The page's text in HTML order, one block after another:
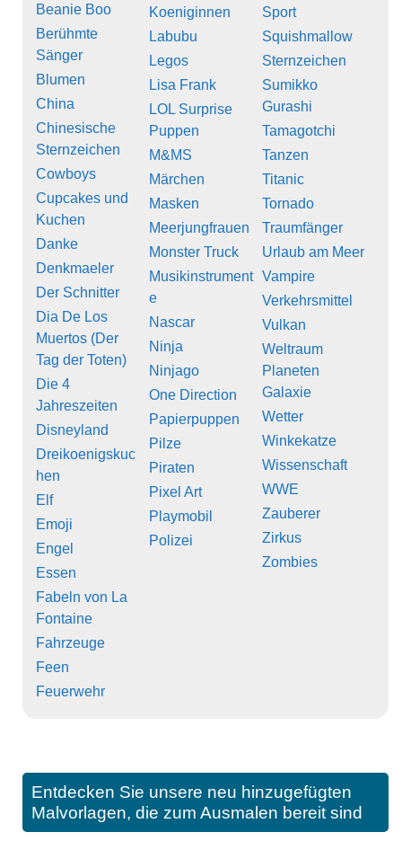
Beanie Boo
Berühmte
Sänger
Blumen
China
Chinesische
Sternzeichen
Cowboys
Cupcakes und
Kuchen
Danke
Denkmaeler
Der Schnitter
Dia De Los
Muertos (Der
Tag der Toten)
Die 4
Jahreszeiten
Disneyland
Dreikoenigskuc
hen
Elf
Emoji
Engel
Essen
Fabeln von La
Fontaine
Fahrzeuge
Feen
Feuerwehr
Koeniginnen
Labubu
Legos
Lisa Frank
LOL Surprise
Puppen
M&MS
Märchen
Masken
Meerjungfrauen
Monster Truck
Musikinstrument
e
Nascar
Ninja
Ninjago
One Direction
Papierpuppen
Pilze
Piraten
Pixel Art
Playmobil
Polizei
Sport
Squishmallow
Sternzeichen
Sumikko
Gurashi
Tamagotchi
Tanzen
Titanic
Tornado
Traumfänger
Urlaub am Meer
Vampire
Verkehrsmittel
Vulkan
Weltraum
Planeten
Galaxie
Wetter
Winkekatze
Wissenschaft
WWE
Zauberer
Zirkus
Zombies
Entdecken Sie unsere neu hinzugefügten
Malvorlagen, die zum Ausmalen bereit sind